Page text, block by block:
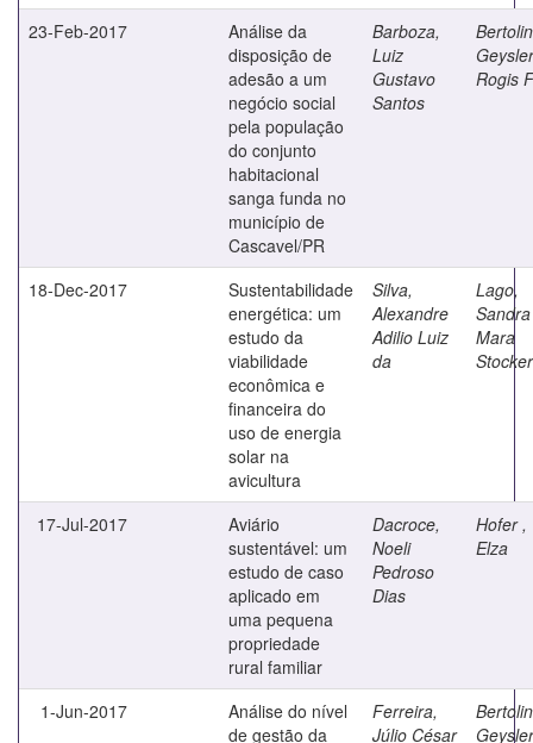
23-Feb-2017
Análise da
disposição de
adesão a um
negócio social
pela população
do conjunto
habitacional
sanga funda no
município de
Cascavel/PR
Barboza,
Luiz
Gustavo
Santos
Geysler
Rogis
18-Dec-2017
Sustentabilidade
energética: um
estudo da
viabilidade
econômica e
financeira do
uso de energia
solar na
avicultura
Silva,
Alexandre
Adilio Luiz
da
Lago,
Sandra
Mara
Stocker
17-Jul-2017
Aviário
sustentável: um
estudo de caso
aplicado em
uma pequena
propriedade
rural familiar
Dacroce,
Noeli
Pedroso
Dias
Hofer ,
Elza
1-Jun-2017
Análise do nível
de gestão da
Ferreira,
Júlio César
Geysler